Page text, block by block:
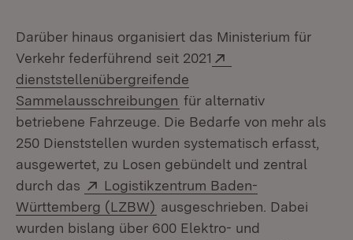
Darüber hinaus organisiert das Ministerium für
Verkehr federführend seit 2021
dienststellenübergreifende
Sammelausschreibungen (Öffnet in neuem Fenster)
für alternativ
betriebene Fahrzeuge. Die Bedarfe von mehr als
250 Dienststellen wurden systematisch erfasst,
ausgewertet, zu Losen gebündelt und zentral
durch das
Extern:
Logistikzentrum Baden-
Württemberg (LZBW) (Öffnet in neuem Fenster)
ausgeschrieben. Dabei
wurden bislang über 600 Elektro- und